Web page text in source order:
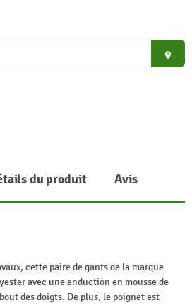
place
du produit Avis
cette paire de gants de la marque
avec une enduction en mousse de
des doigts. De plus, le poignet est